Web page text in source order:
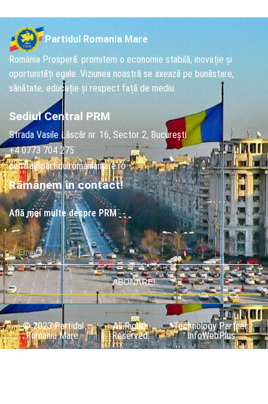
Partidul Romania Mare
România Prosperă: promitem o economie stabilă, inovație și
oportunități egale. Viziunea noastră se axează pe bunăstare,
sănătate, educație și respect față de mediu.
Sediul Central PRM
Strada Vasile Lăscăr nr. 16, Sector 2, București
+4 0773 704 275
centru@partidulromaniamare.ro
Rămânem în contact!
Află mai multe despre PRM
ABONARE!
© 2023 Partidul
România Mare.
All Rights
Reserved.
Technology Partner:
InfoWebPlus